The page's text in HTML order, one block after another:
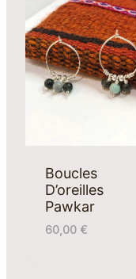
Boucles
D’oreilles
Pawkar
60,00 €